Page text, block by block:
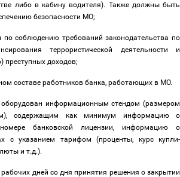
либо в кабину водителя). Также должны быть
безопасности МО;
по соблюдению требований законодательства по
террористической деятельности и
преступных доходов;
составе работников банка, работающих в МО.
информационным стендом (размером
содержащим как минимум информацию о
банковской лицензии, информацию о
с указанием тарифом (проценты, курс купли-
и т.д.).
рабочих дней со дня принятия решения о закрытии